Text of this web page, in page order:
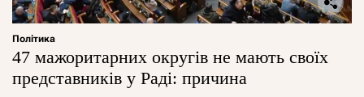
Політика
47 мажоритарних округів не мають своїх
представників у Раді: причина